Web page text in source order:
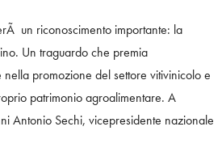
un riconoscimento importante: la
Un traguardo che premia
promozione del settore vitivinicolo e
patrimonio agroalimentare. A
Antonio Sechi, vicepresidente nazionale